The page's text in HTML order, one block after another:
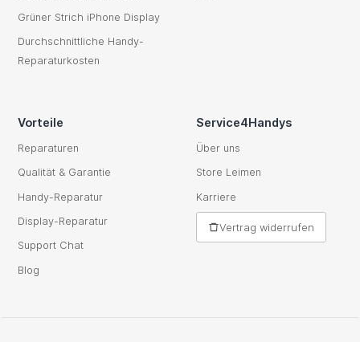
Grüner Strich iPhone Display
Durchschnittliche Handy-
Reparaturkosten
Vorteile
Reparaturen
Qualität & Garantie
Handy-Reparatur
Display-Reparatur
Support Chat
Blog
Service4Handys
Über uns
Store Leimen
Karriere
Vertrag widerrufen